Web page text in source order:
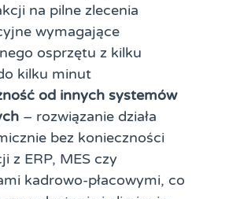
na pilne zlecenia
wymagające
osprzętu z kilku
kilku minut
od innych systemów
– rozwiązanie działa
bez konieczności
z ERP, MES czy
kadrowo-płacowymi, co